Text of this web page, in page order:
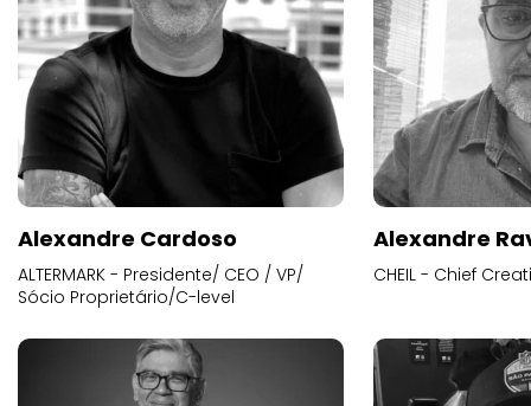
Alexandre Cardoso
ALTERMARK - Presidente/ CEO / VP/
Sócio Proprietário/C-level
Alexandre
CHEIL - Chief